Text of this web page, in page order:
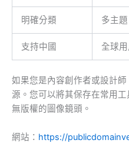
明確分類 多主
支持中國 全球
如果您是內容創作者或設計
源。您可以將其保存在常用
無版權的圖像鏡頭。
網站： https://